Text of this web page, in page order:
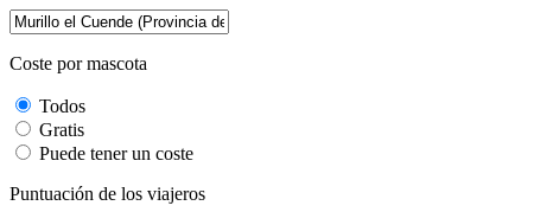
Coste por mascota
Todos
Gratis
Puede tener un coste
Puntuación de los viajeros